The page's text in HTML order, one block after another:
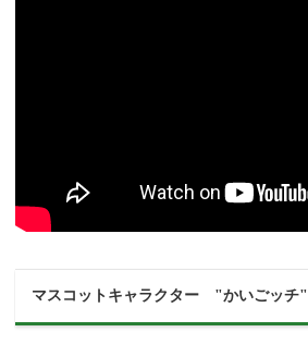
マスコットキャラクター "かいごッチ"